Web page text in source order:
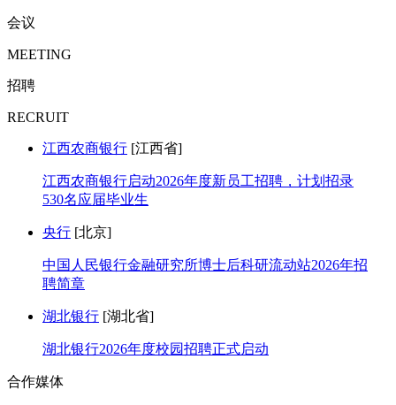
会议
MEETING
招聘
RECRUIT
江西农商银行 [江西省]
江西农商银行启动2026年度新员工招聘，计划招录
530名应届毕业生
央行 [北京]
中国人民银行金融研究所博士后科研流动站2026年招
聘简章
湖北银行 [湖北省]
湖北银行2026年度校园招聘正式启动
合作媒体